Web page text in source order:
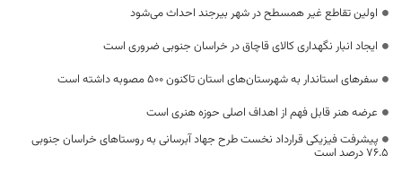
اولین تقاطع غیر همسطح در شهر بیرجند احداث می‌شود
ایجاد انبار نگهداری کالای قاچاق در خراسان جنوبی ضروری است
سفرهای استاندار به شهرستان‌های استان تاکنون ۵۰۰ مصوبه داشته است
عرضه هنر قابل فهم از اهداف اصلی حوزه هنری است
پیشرفت فیزیکی قرارداد نخست طرح جهاد آبرسانی به روستاهای خراسان جنوبی
۷۶.۵ درصد است